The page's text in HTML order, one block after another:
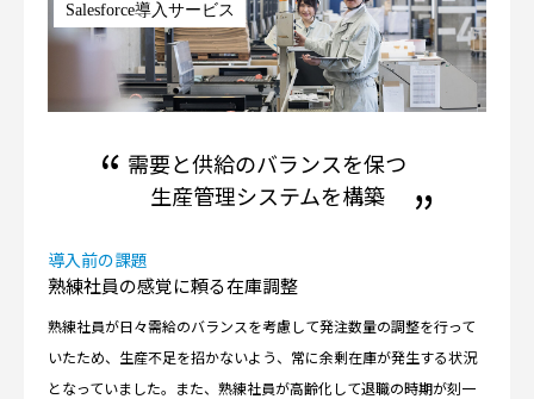
Salesforce導入サービス
需要と供給のバランスを保つ
生産管理システムを構築
導入前の課題
熟練社員の感覚に頼る在庫調整
熟練社員が日々需給のバランスを考慮して発注数量の調整を行って
いたため、生産不足を招かないよう、常に余剰在庫が発生する状況
となっていました。また、熟練社員が高齢化して退職の時期が刻一